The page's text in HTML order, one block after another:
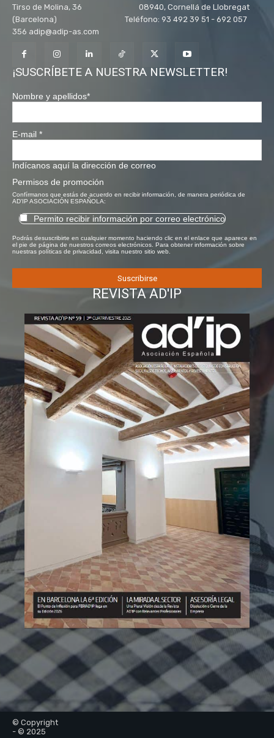
Tirso de Molina, 36 08940, Cornellá de Llobregat
(Barcelona) Teléfono: 93 492 39 51 - 692 057
356 adip@adip-as.com
¡SUSCRÍBETE A NUESTRA NEWSLETTER!
Nombre y apellidos*
E-mail *
Indícanos aquí la dirección de correo
Permisos de promoción
Confírmanos que estás de acuerdo en recibir información, de manera periódica de
AD'IP ASOCIACIÓN ESPAÑOLA:
Permito recibir información por correo electrónico
Podrás desuscribirte en cualquier momento haciendo clic en el enlace que aparece en
el pie de página de nuestros correos electrónicos. Para obtener información sobre
nuestras políticas de privacidad, visita nuestro sitio web.
REVISTA AD'IP
© Copyright
- © 2025